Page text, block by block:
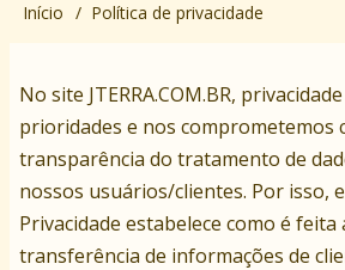
Trilha
navegação
Início Política de privacidade
No site JTERRA.COM.BR,
prioridades e nos comprometemos
transparência do tratamento de
nossos usuários/clientes. Por isso,
Privacidade estabelece como é feita
transferência de informações de